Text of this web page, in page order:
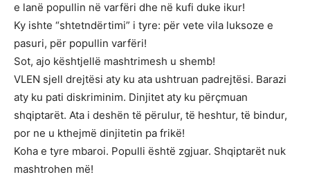
e lanë popullin në varfëri dhe në kufi duke ikur!
Ky ishte “shtetndërtimi” i tyre: për vete vila luksoze e
pasuri, për popullin varfëri!
Sot, ajo kështjellë mashtrimesh u shemb!
VLEN sjell drejtësi aty ku ata ushtruan padrejtësi. Barazi
aty ku pati diskriminim. Dinjitet aty ku përçmuan
shqiptarët. Ata i deshën të përulur, të heshtur, të bindur,
por ne u kthejmë dinjitetin pa frikë!
Koha e tyre mbaroi. Populli është zgjuar. Shqiptarët nuk
mashtrohen më!